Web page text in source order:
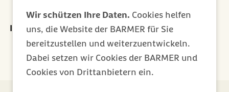
Wir schützen Ihre Daten. Cookies helfen
uns, die Website der BARMER für Sie
bereitzustellen und weiterzuentwickeln.
Dabei setzen wir Cookies der BARMER und
Cookies von Drittanbietern ein.
Ihr Newsletter für ein gesünderes Leben
Jetzt abonnieren